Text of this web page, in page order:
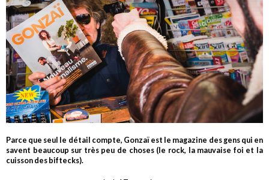
Parce que seul le détail compte, Gonzaï est le magazine des gens qui en
savent beaucoup sur très peu de choses (le rock, la mauvaise foi et la
cuisson des biftecks).